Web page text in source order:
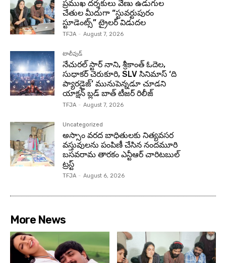
ప్రముఖ దర్శకులు వేణు ఉడుగుల
చేతుల మీదుగా “స్టువర్టుపురం
స్టూడెంట్స్” ట్రైలర్ విడుదల
TFJA - August 7, 2026
టాలీవుడ్
నేచురల్ స్టార్ నాని, శ్రీకాంత్ ఓదెల,
సుధాకర్ చెరుకూరి, SLV సినిమాస్ ‘ది
ప్యారడైజ్’ మునుపెన్నడూ చూడని
యాక్షన్ బ్లడ్ బాత్ టీజర్ రిలీజ్
TFJA - August 7, 2026
Uncategorized
అస్సాం వరద బాధితులకు నిత్యవసర
వస్తువులను పంపిణీ చేసిన నందమూరి
బసవరామ తారకం ఎన్టీఆర్ చారిటబుల్
ట్రస్ట్
TFJA - August 6, 2026
More News